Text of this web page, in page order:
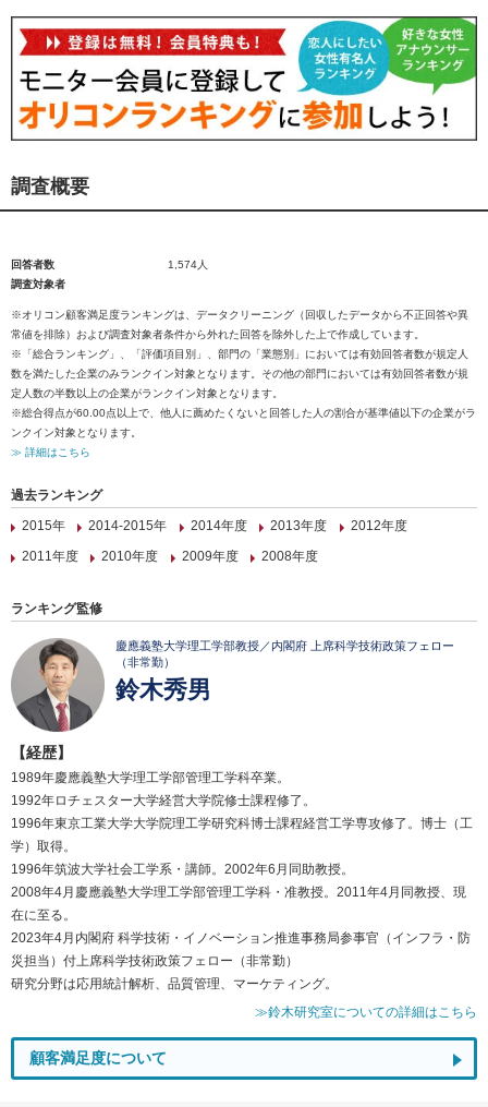
調査概要
回答者数
1,574人
調査対象者
※オリコン顧客満足度ランキングは、データクリーニング（回収したデータから不正回答や異
常値を排除）および調査対象者条件から外れた回答を除外した上で作成しています。
※「総合ランキング」、「評価項目別」、部門の「業態別」においては有効回答者数が規定人
数を満たした企業のみランクイン対象となります。その他の部門においては有効回答者数が規
定人数の半数以上の企業がランクイン対象となります。
※総合得点が60.00点以上で、他人に薦めたくないと回答した人の割合が基準値以下の企業がラ
ンクイン対象となります。
≫ 詳細はこちら
過去ランキング
2015年
2014-2015年 2014年度 2013年度
2012年度
2011年度
2010年度 2009年度 2008年度
ランキング監修
慶應義塾大学理工学部教授／内閣府 上席科学技術政策フェロー
（非常勤）
鈴木秀男
【経歴】
1989年慶應義塾大学理工学部管理工学科卒業。
1992年ロチェスター大学経営大学院修士課程修了。
1996年東京工業大学大学院理工学研究科博士課程経営工学専攻修了。博士（工
学）取得。
1996年筑波大学社会工学系・講師。2002年6月同助教授。
2008年4月慶應義塾大学理工学部管理工学科・准教授。2011年4月同教授、現
在に至る。
2023年4月内閣府 科学技術・イノベーション推進事務局参事官（インフラ・防
災担当）付上席科学技術政策フェロー（非常勤）
研究分野は応用統計解析、品質管理、マーケティング。
≫鈴木研究室についての詳細はこちら
顧客満足度について